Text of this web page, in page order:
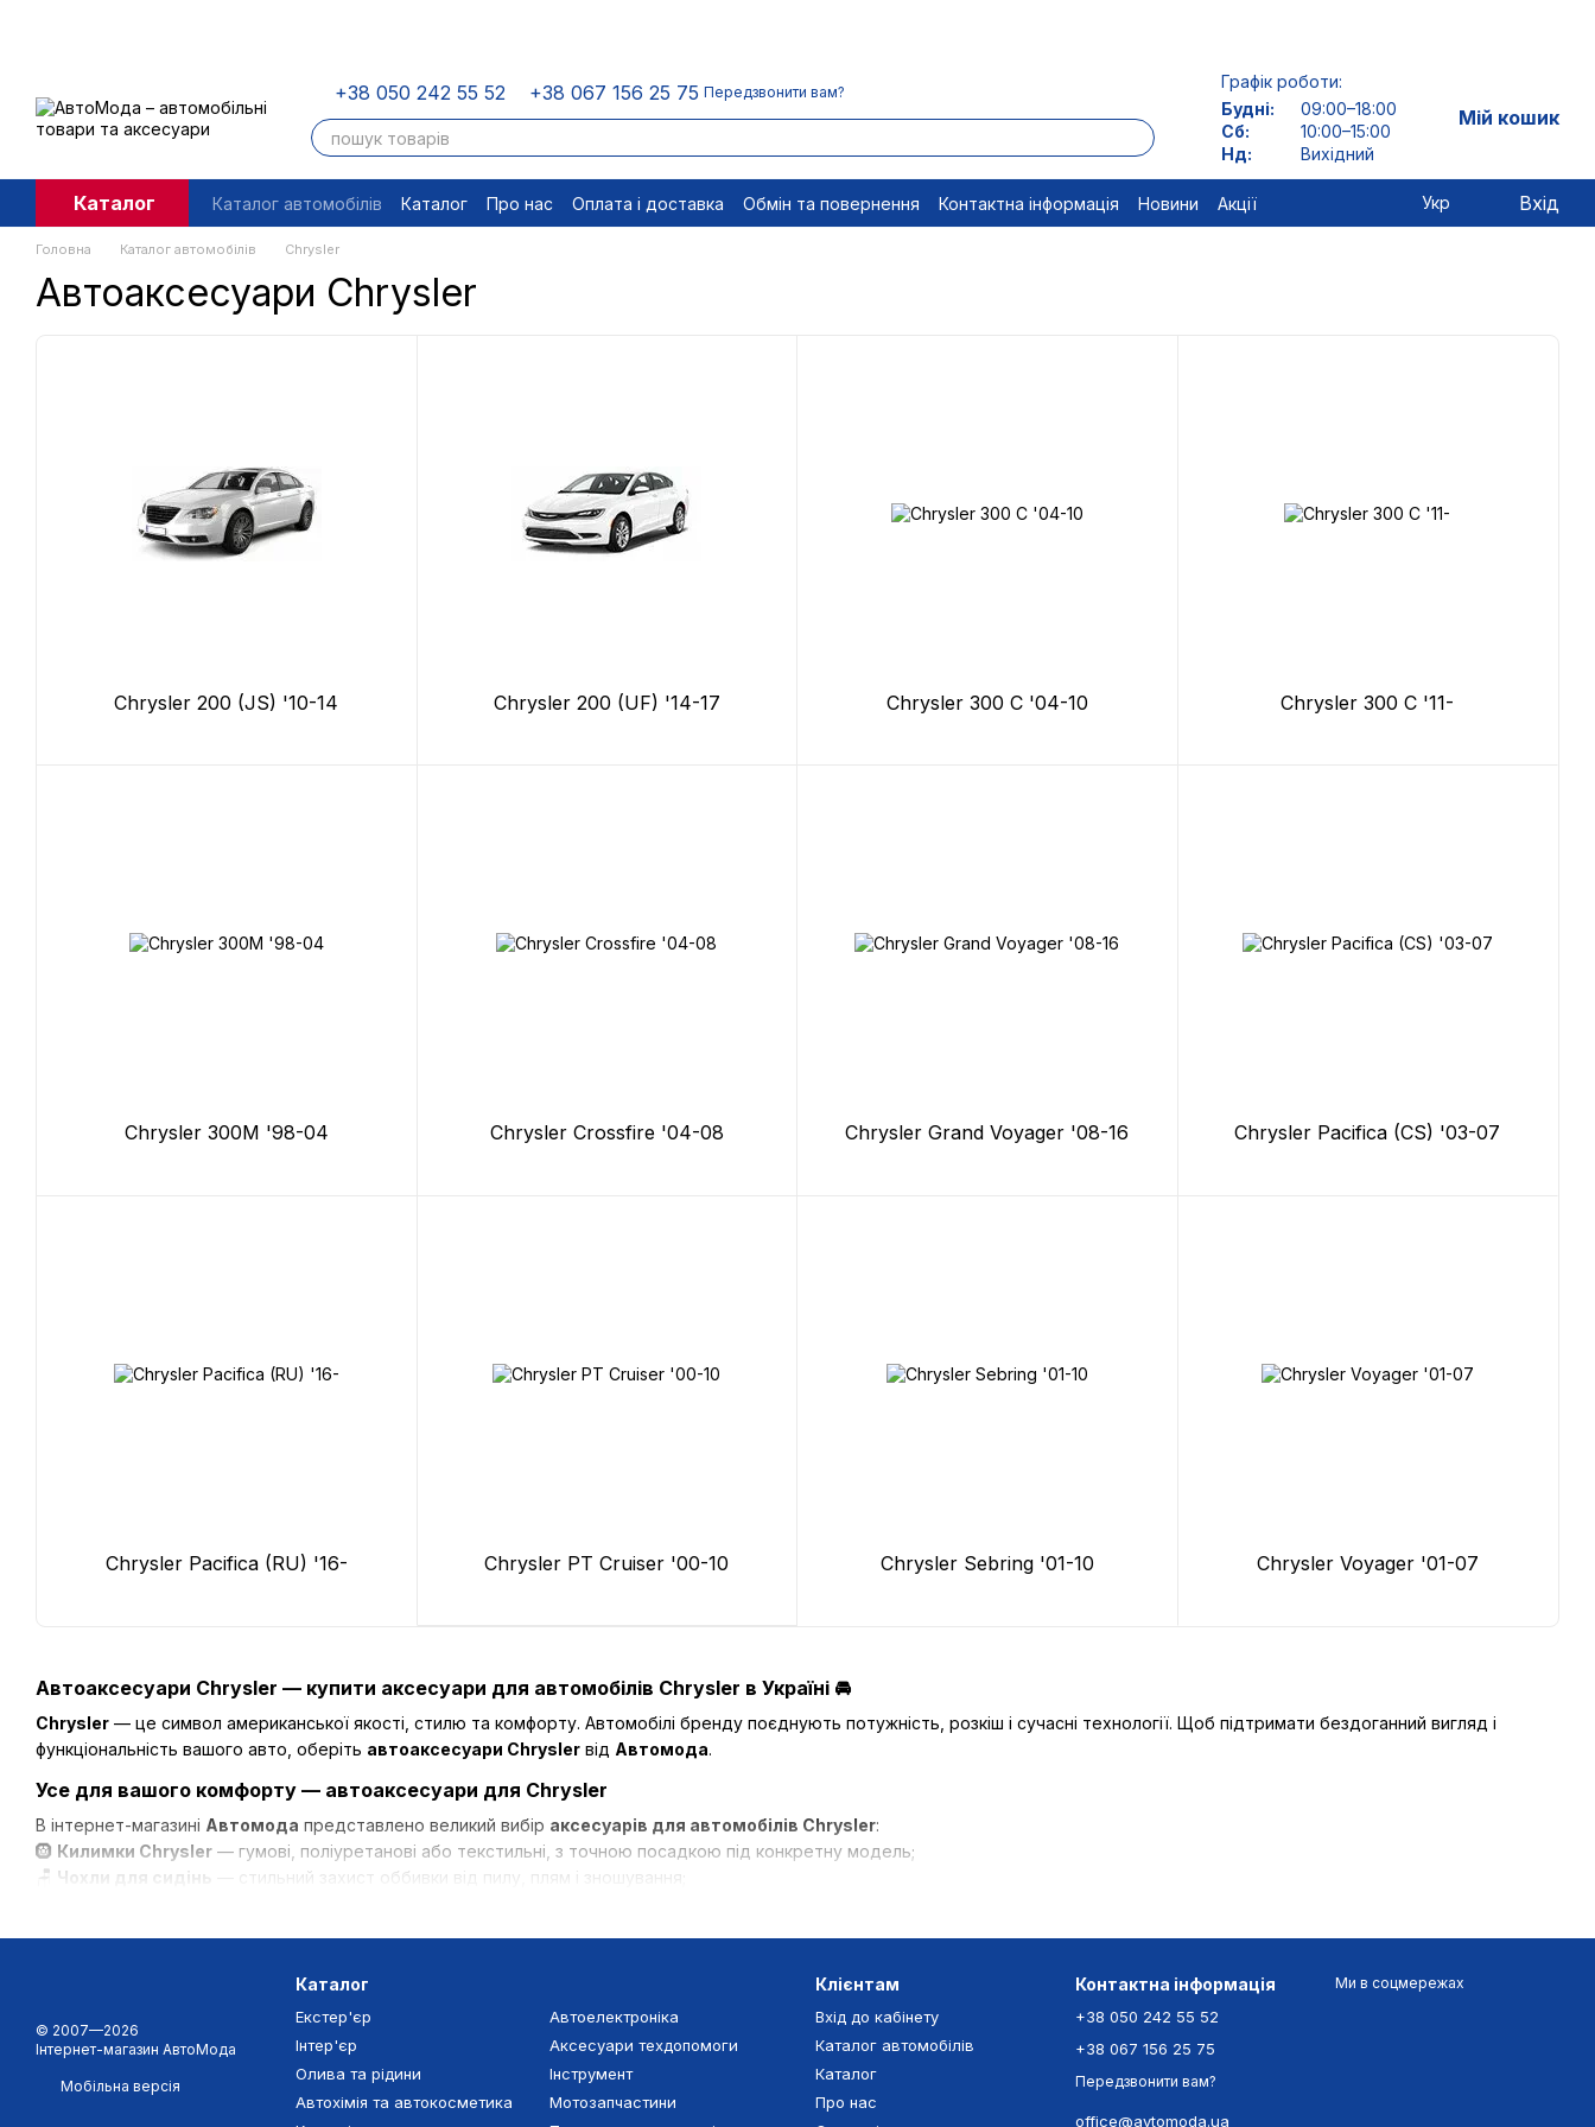
+38 050 242 55 52 +38 067 156 25 75 Передзвонити вам?
Графік роботи:
Будні:
09:00–18:00
Сб:
10:00–15:00
Нд:
Вихідний
Мій кошик
Каталог Каталог автомобілів Каталог Про нас Оплата і доставка Обмін та повернення Контактна інформація Новини
Акції
Угода користувача
Правові документи Відписатися
Укр Вхід
Головна Каталог автомобілів Chrysler
Автоаксесуари Chrysler
Автоаксесуари Chrysler — купити аксесуари для автомобілів Chrysler в Україні 🚘
Chrysler — це символ американської якості, стилю та комфорту. Автомобілі бренду поєднують потужність, розкіш і сучасні технології. Щоб підтримати бездоганний вигляд і
функціональність вашого авто, оберіть автоаксесуари Chrysler від Автомода.
Усе для вашого комфорту — автоаксесуари для Chrysler
В інтернет-магазині Автомода представлено великий вибір аксесуарів для автомобілів Chrysler:
🛞 Килимки Chrysler — гумові, поліуретанові або текстильні, з точною посадкою під конкретну модель;
🪑 Чохли для сидінь
— стильний захист оббивки від пилу, плям і зношування;
допомагають зберегти комфорт, чистоту й елегантний вигляд вашого автомобіля.
Переваги аксесуарів Chrysler
✅ Повна сумісність із усіма моделями Chrysler;
✅ Матеріали високої якості, стійкі до зносу;
Chrysler 200 (JS) '10-14 Chrysler 200 (UF) '14-17 Chrysler 300 C '04-10 Chrysler 300 C '11-
Chrysler 300M '98-04 Chrysler Crossfire '04-08 Chrysler Grand Voyager '08-16 Chrysler Pacifica (CS) '03-07
Chrysler Pacifica (RU) '16- Chrysler PT Cruiser '00-10 Chrysler Sebring '01-10 Chrysler Voyager '01-07
© 2007—2026
Інтернет-магазин АвтоМода
Мобільна версія
Каталог
Екстер'єр
Інтер'єр
Олива та рідини
Автохімія та автокосметика
Автоелектроніка
Аксесуари техдопомоги
Інструмент
Мотозапчастини
Клієнтам
Вхід до кабінету
Каталог автомобілів
Каталог
Про нас
Контактна інформація
+38 050 242 55 52
+38 067 156 25 75
Передзвонити вам?
office@avtomoda.ua
Ми в соцмережах